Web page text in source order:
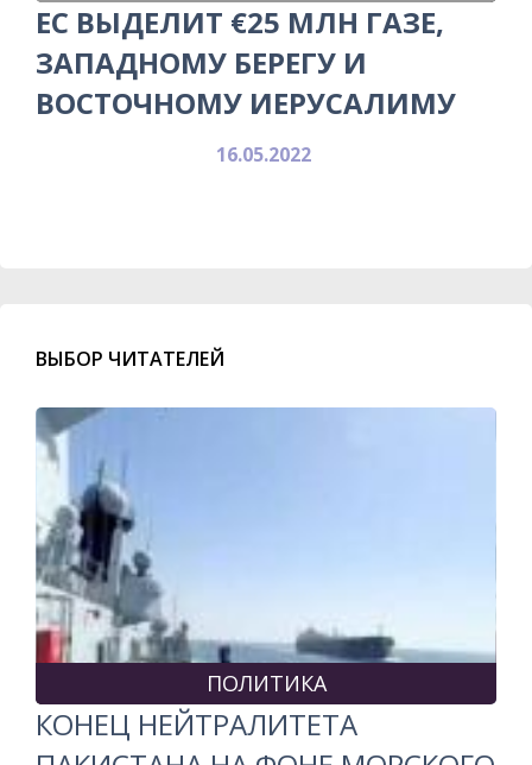
ЕС ВЫДЕЛИТ €25 МЛН ГАЗЕ,
ЗАПАДНОМУ БЕРЕГУ И
ВОСТОЧНОМУ ИЕРУСАЛИМУ
16.05.2022
ВЫБОР ЧИТАТЕЛЕЙ
ПОЛИТИКА
КОНЕЦ НЕЙТРАЛИТЕТА